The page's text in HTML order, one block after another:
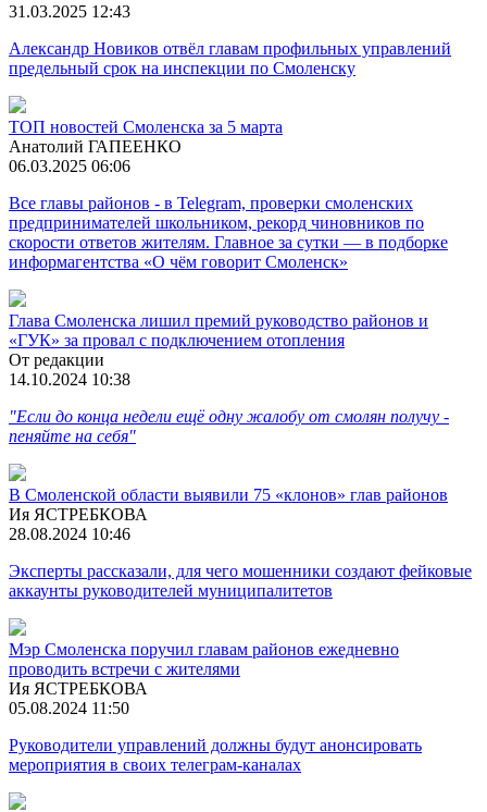
31.03.2025 12:43
Александр Новиков отвёл главам профильных управлений
предельный срок на инспекции по Смоленску
ТОП новостей Смоленска за 5 марта
Анатолий ГАПЕЕНКО
06.03.2025 06:06
Все главы районов - в Telegram, проверки смоленских
предпринимателей школьником, рекорд чиновников по
скорости ответов жителям. Главное за сутки — в подборке
информагентства «О чём говорит Смоленск»
Глава Смоленска лишил премий руководство районов и
«ГУК» за провал с подключением отопления
От редакции
14.10.2024 10:38
"Если до конца недели ещё одну жалобу от смолян получу -
пеняйте на себя"
В Смоленской области выявили 75 «клонов» глав районов
Ия ЯСТРЕБКОВА
28.08.2024 10:46
Эксперты рассказали, для чего мошенники создают фейковые
аккаунты руководителей муниципалитетов
Мэр Смоленска поручил главам районов ежедневно
проводить встречи с жителями
Ия ЯСТРЕБКОВА
05.08.2024 11:50
Руководители управлений должны будут анонсировать
мероприятия в своих телеграм-каналах